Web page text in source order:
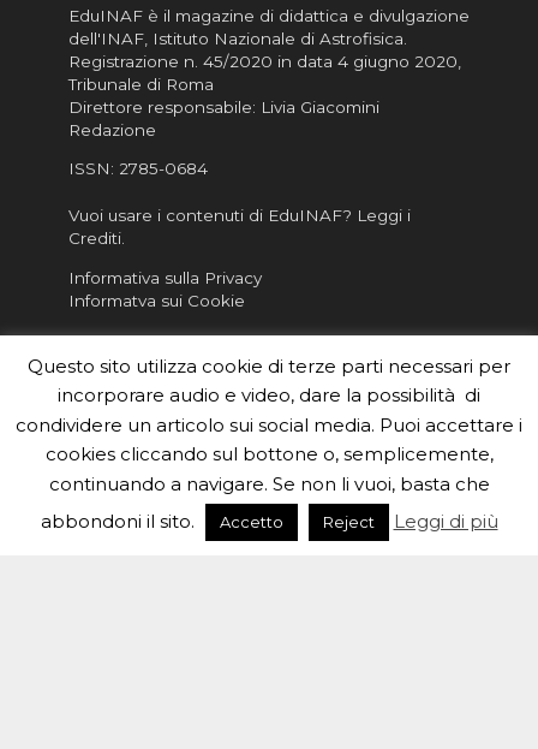
EduINAF è il magazine di didattica e divulgazione
dell'INAF, Istituto Nazionale di Astrofisica
Registrazione n. 45/2020 in data 4 giugno 2020,
Tribunale di Roma
Direttore responsabile: Livia Giacomini
Redazione
ISSN: 2785-0684
Vuoi usare i contenuti di EduINAF? Leggi i
Crediti.
Informativa sulla Privacy
Informatva sui Cookie
inviarci le tue foto o i tuoi contributi, scrivici a
redazione.edu [chiocciola] inaf.it oppurecompila
il form
Sei un insegnante? Scarica la nostrabrochure da
distribuire nella tua scuola e…
Questo sito utilizza cookie di terze parti necessari per
incorporare audio e video, dare la possibilità di
condividere un articolo sui social media. Puoi accettare i
cookies cliccando sul bottone o, semplicemente,
continuando a navigare. Se non li vuoi, basta che
abbondoni il sito.
Accetto Reject Leggi di più